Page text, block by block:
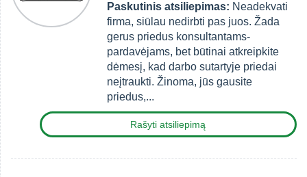
Paskutinis atsiliepimas: Neadekvati
firma, siūlau nedirbti pas juos. Žada
gerus priedus konsultantams-
pardavėjams, bet būtinai atkreipkite
dėmesį, kad darbo sutartyje priedai
neįtraukti. Žinoma, jūs gausite
priedus,...
Rašyti atsiliepimą